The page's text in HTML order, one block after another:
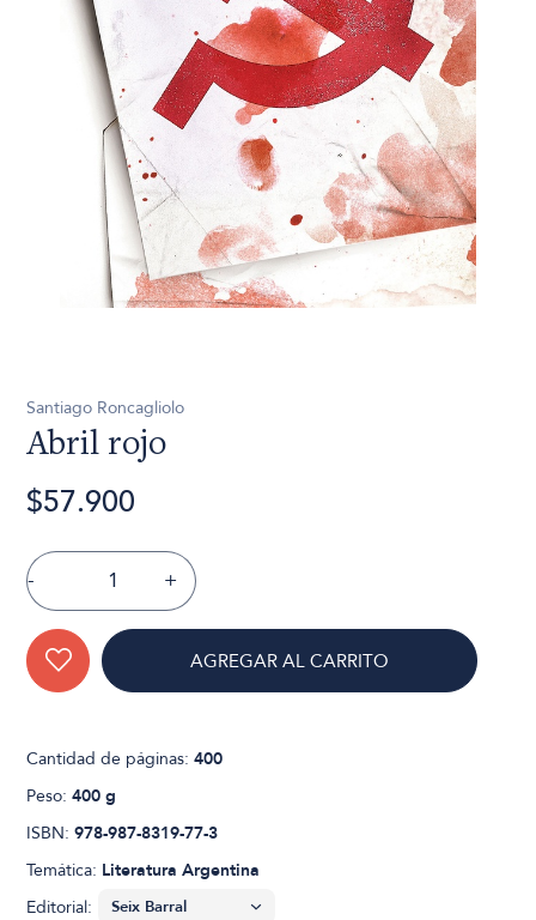
Santiago Roncagliolo
Abril rojo
$57.900
- +
AGREGAR AL CARRITO
Cantidad de páginas:400
Peso:400 g
ISBN:978-987-8319-77-3
Temática: Literatura Argentina
Editorial: